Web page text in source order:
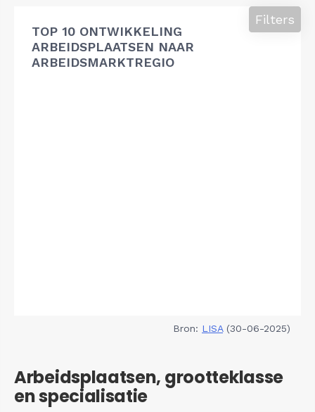
TOP 10 ONTWIKKELING
ARBEIDSPLAATSEN NAAR
ARBEIDSMARKTREGIO
Filters
Bron: LISA(30-06-2025)
Arbeidsplaatsen, grootteklasse
en specialisatie